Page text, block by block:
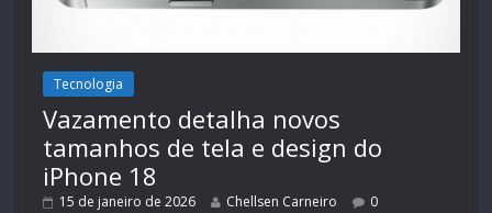
Tecnologia
Vazamento detalha novos
tamanhos de tela e design do
iPhone 18
15 de janeiro de 2026 Chellsen Carneiro 0